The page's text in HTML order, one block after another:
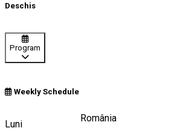
Deschis
Program
Weekly Schedule
Luni
Piața Mare, Sibiu, România